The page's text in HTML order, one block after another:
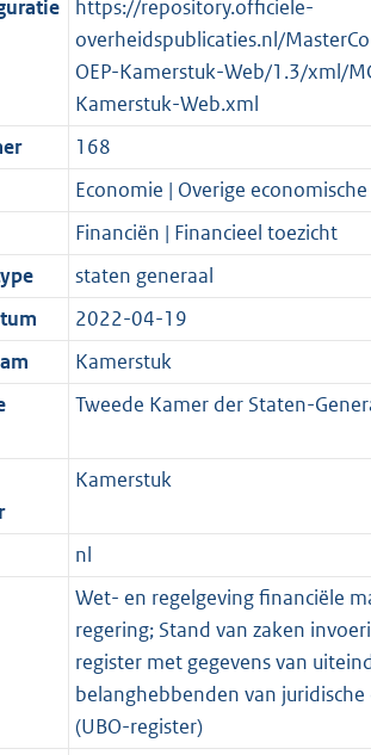
https://repository.officiele-
overheidspublicaties.nl/
OEP-Kamerstuk-Web/1.3/xml/
Kamerstuk-Web.xml
168
Economie | Overige
Financiën | Financieel toezicht
staten generaal
2022-04-19
Kamerstuk
Tweede Kamer der Staten-
Kamerstuk
nl
Wet- en regelgeving financiële
regering; Stand van zaken
register met gegevens van
belanghebbenden van
(UBO-register)